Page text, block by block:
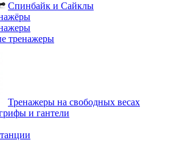
Спинбайк и Сайклы
тренажеры
Тренажеры на свободных весах
и гантели